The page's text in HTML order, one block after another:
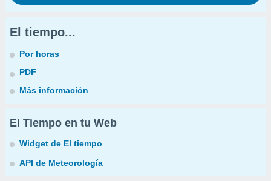
El tiempo...
Por horas
PDF
Más información
El Tiempo en tu Web
Widget de El tiempo
API de Meteorología